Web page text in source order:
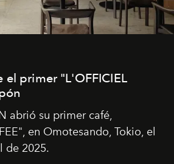
el primer "L'OFFICIEL
abrió su primer café,
en Omotesando, Tokio, el
de 2025.